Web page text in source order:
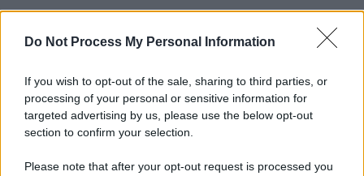
Do Not Process My Personal Information
If you wish to opt-out of the sale, sharing to third parties, or
processing of your personal or sensitive information for
targeted advertising by us, please use the below opt-out
section to confirm your selection.
Please note that after your opt-out request is processed you